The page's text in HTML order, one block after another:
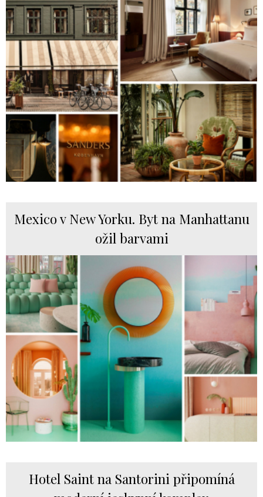
Mexico v New Yorku. Byt na Manhattanu
ožil barvami
Hotel Saint na Santorini připomíná